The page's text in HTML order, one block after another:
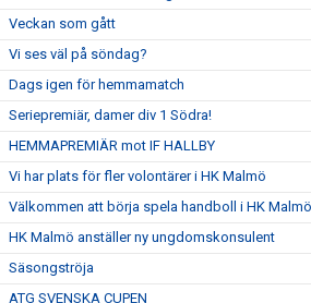
Veckan som gått
Vi ses väl på söndag?
Dags igen för hemmamatch
Seriepremiär, damer div 1 Södra!
HEMMAPREMIÄR mot IF HALLBY
Vi har plats för fler volontärer i HK Malmö
Välkommen att börja spela handboll i HK Malmö
HK Malmö anställer ny ungdomskonsulent
Säsongströja
ATG SVENSKA CUPEN